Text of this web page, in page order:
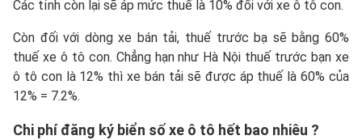
Các tỉnh còn lại sẽ áp mức thuế là 10% đối với xe ô tô con.
Còn đối với dòng xe bán tải, thuế trước bạ sẽ bằng 60%
thuế xe ô tô con. Chẳng hạn như Hà Nội thuế trước bạn xe
ô tô con là 12% thì xe bán tải sẽ được áp thuế là 60% của
12% = 7.2%.
Chi phí đăng ký biển số xe ô tô hết bao nhiêu ?